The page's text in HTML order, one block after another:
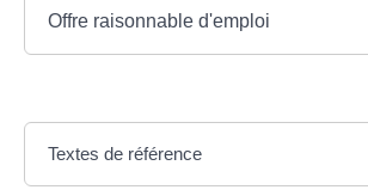
Offre raisonnable d'emploi
Textes de référence